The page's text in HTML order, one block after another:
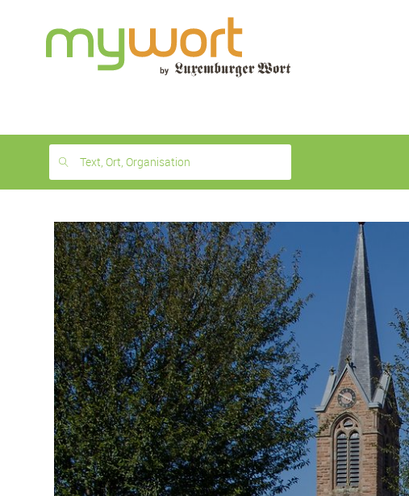
month
free
Text, Ort, Organisation